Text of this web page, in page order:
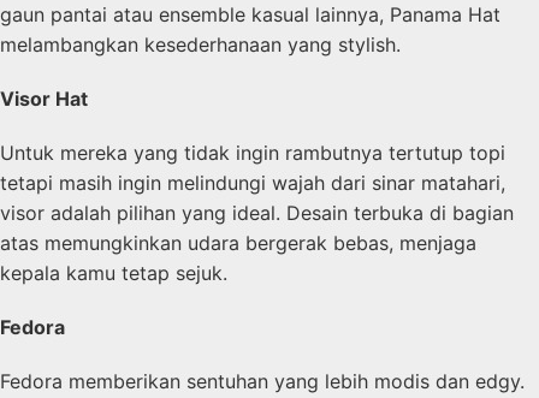
gaun pantai atau ensemble kasual lainnya, Panama Hat
melambangkan kesederhanaan yang stylish.
Visor Hat
Untuk mereka yang tidak ingin rambutnya tertutup topi
tetapi masih ingin melindungi wajah dari sinar matahari,
visor adalah pilihan yang ideal. Desain terbuka di bagian
atas memungkinkan udara bergerak bebas, menjaga
kepala kamu tetap sejuk.
Fedora
Fedora memberikan sentuhan yang lebih modis dan edgy.